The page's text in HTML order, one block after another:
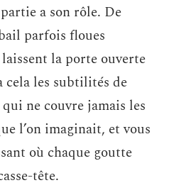
a son rôle. De
parfois floues
la porte ouverte
cela les subtilités de
ne couvre jamais les
l’on imaginait, et vous
où chaque goutte
tête.